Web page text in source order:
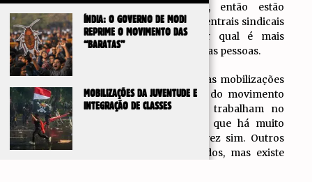
80% não estão na formalidade, então estão
diminuídas. Além disso, são quatro centrais sindicais
que competem entre si para ver qual é mais
burocrática que a outra. Nem atraem as pessoas.
Embora seja verdade que em algumas mobilizações
tenham participado alguns setores do movimento
sindical. São precisamente os que trabalham no
Estado, neste caso os professores, que há muito
tempo não saíam, mas que desta vez sim. Outros
sindicatos se juntaram, fragmentados, mas existe
ÍNDIA: O GOVERNO DE MODI
REPRIME O MOVIMENTO DAS
“BARATAS”
MOBILIZAÇÕES DA JUVENTUDE E
INTEGRAÇÃO DE CLASSES